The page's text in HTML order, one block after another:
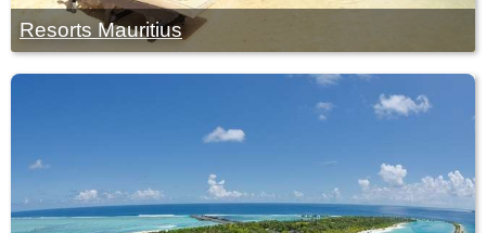
Resorts Mauritius